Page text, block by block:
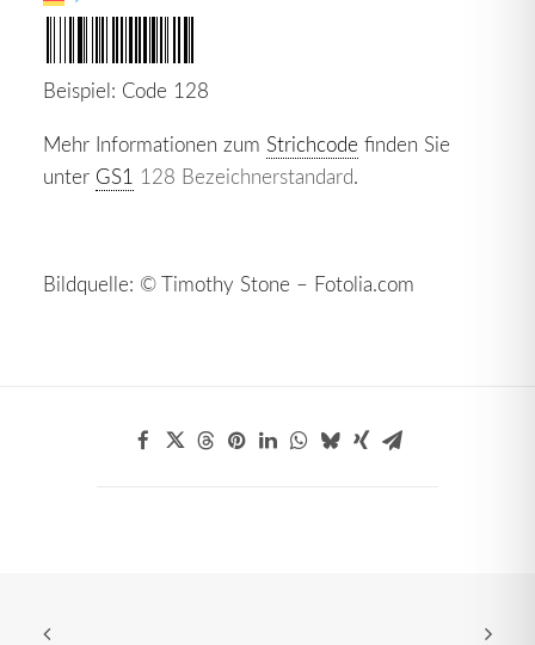
Beispiel: Code 128
Mehr Informationen zum Strichcode finden Sie
unter GS1 128 Bezeichnerstandard.
Bildquelle: © Timothy Stone – Fotolia.com